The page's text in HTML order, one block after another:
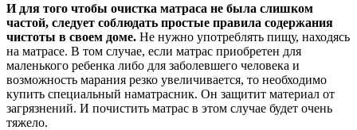
И для того чтобы очистка матраса не была слишком
частой, следует соблюдать простые правила содержания
чистоты в своем доме. Не нужно употреблять пищу, находясь
на матрасе. В том случае, если матрас приобретен для
маленького ребенка либо для заболевшего человека и
возможность марания резко увеличивается, то необходимо
купить специальный наматрасник. Он защитит материал от
загрязнений. И почистить матрас в этом случае будет очень
тяжело.